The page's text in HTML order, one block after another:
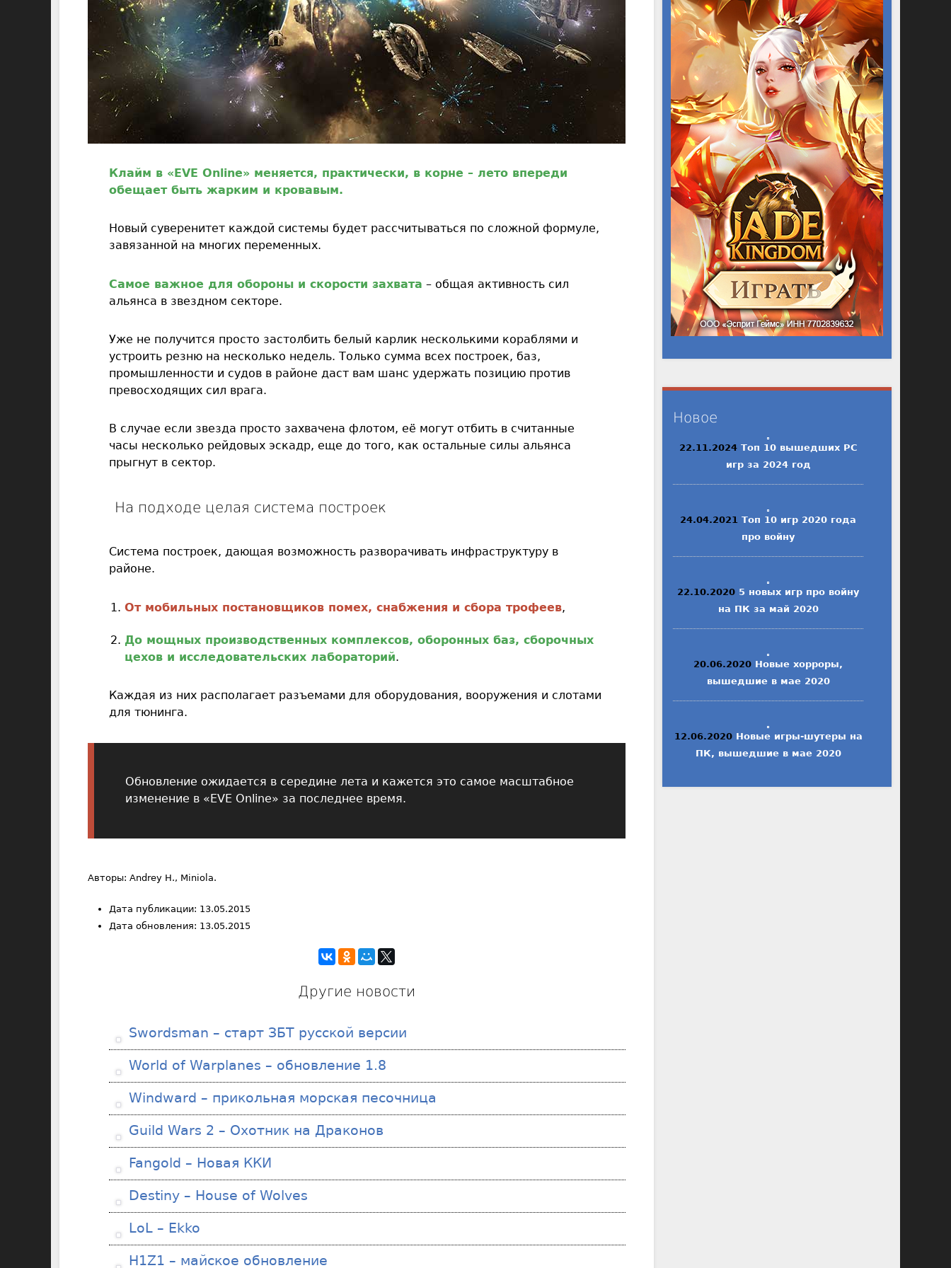
Клайм в «EVE Online» меняется, практически, в корне – лето впереди
обещает быть жарким и кровавым.
Новый суверенитет каждой системы будет рассчитываться по сложной формуле,
завязанной на многих переменных.
Самое важное для обороны и скорости захвата – общая активность сил
альянса в звездном секторе.
Уже не получится просто застолбить белый карлик несколькими кораблями и
устроить резню на несколько недель. Только сумма всех построек, баз,
промышленности и судов в районе даст вам шанс удержать позицию против
превосходящих сил врага.
В случае если звезда просто захвачена флотом, её могут отбить в считанные
часы несколько рейдовых эскадр, еще до того, как остальные силы альянса
прыгнут в сектор.
На подходе целая система построек
Система построек, дающая возможность разворачивать инфраструктуру в
районе.
От мобильных постановщиков помех, снабжения и сбора трофеев,
До мощных производственных комплексов, оборонных баз, сборочных
цехов и исследовательских лабораторий.
Каждая из них располагает разъемами для оборудования, вооружения и слотами
для тюнинга.
Обновление ожидается в середине лета и кажется это самое масштабное
изменение в «EVE Online» за последнее время.
Авторы: Andrey H., Miniola.
Дата публикации: 13.05.2015
Дата обновления: 13.05.2015
Другие новости
Swordsman – старт ЗБТ русской версии
World of Warplanes – обновление 1.8
Windward – прикольная морская песочница
Guild Wars 2 – Охотник на Драконов
Fangold – Новая ККИ
Destiny – House of Wolves
LoL – Ekko
H1Z1 – майское обновление
Новое
22.11.2024 Топ 10 вышедших PC
игр за 2024 год
24.04.2021 Топ 10 игр 2020 года
про войну
22.10.2020 5 новых игр про войну
на ПК за май 2020
20.06.2020 Новые хорроры,
вышедшие в мае 2020
12.06.2020 Новые игры-шутеры на
ПК, вышедшие в мае 2020